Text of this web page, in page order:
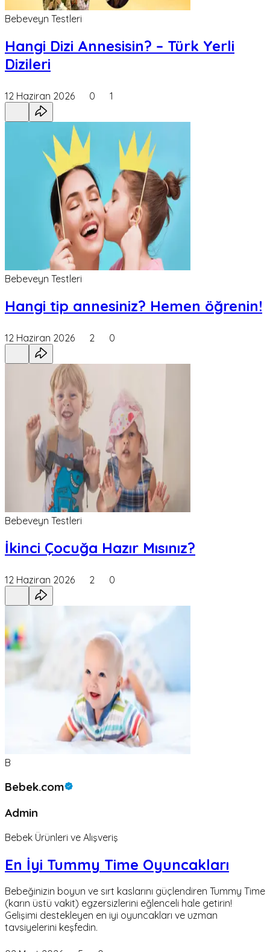
Bebeveyn Testleri
Hangi Dizi Annesisin? – Türk Yerli
Dizileri
12 Haziran 2026 0 1
Bebeveyn Testleri
Hangi tip annesiniz? Hemen öğrenin!
12 Haziran 2026 2 0
Bebeveyn Testleri
İkinci Çocuğa Hazır Mısınız?
12 Haziran 2026 2 0
B
Bebek.com
Admin
Bebek Ürünleri ve Alışveriş
En İyi Tummy Time Oyuncakları
Bebeğinizin boyun ve sırt kaslarını güçlendiren Tummy Time
(karın üstü vakit) egzersizlerini eğlenceli hale getirin!
Gelişimi destekleyen en iyi oyuncakları ve uzman
tavsiyelerini keşfedin.